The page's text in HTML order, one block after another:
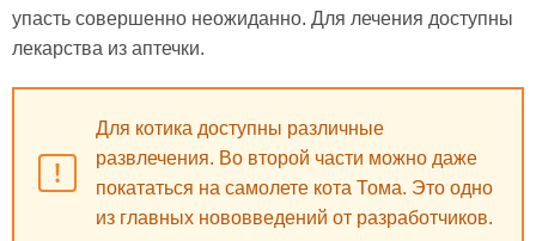
упасть совершенно неожиданно. Для лечения доступны
лекарства из аптечки.
Для котика доступны различные
развлечения. Во второй части можно даже
покататься на самолете кота Тома. Это одно
из главных нововведений от разработчиков.